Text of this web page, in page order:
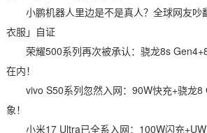
小鹏机器人里边是不是真人？全球网友吵
衣服」自证
荣耀500系列再次被承认：骁龙8s
在内！
vivo S50系列忽然入网：90W快充+骁龙8
象！
小米17 Ultra已全系入网：100W闪充